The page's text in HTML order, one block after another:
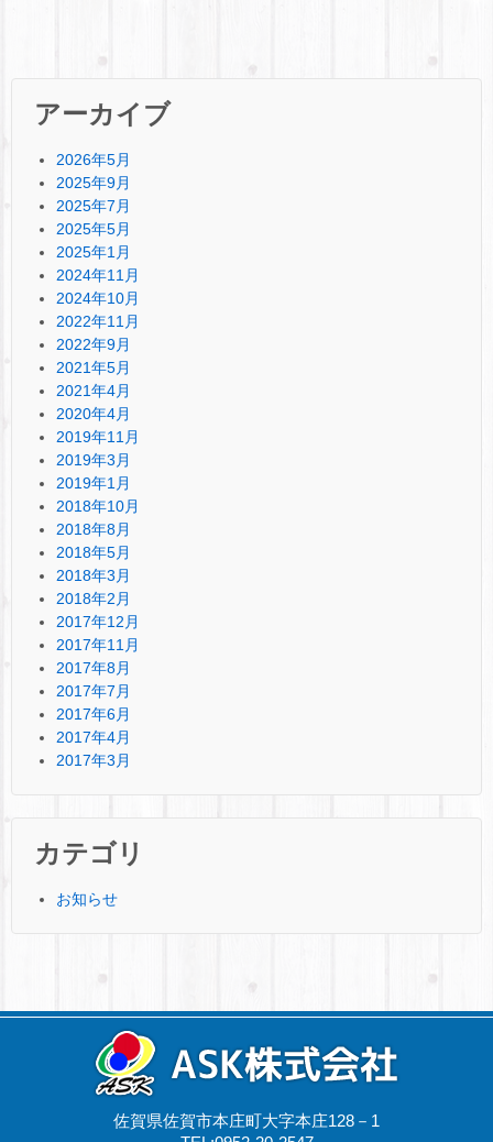
アーカイブ
2026年5月
2025年9月
2025年7月
2025年5月
2025年1月
2024年11月
2024年10月
2022年11月
2022年9月
2021年5月
2021年4月
2020年4月
2019年11月
2019年3月
2019年1月
2018年10月
2018年8月
2018年5月
2018年3月
2018年2月
2017年12月
2017年11月
2017年8月
2017年7月
2017年6月
2017年4月
2017年3月
カテゴリ
お知らせ
佐賀県佐賀市本庄町大字本庄128－1